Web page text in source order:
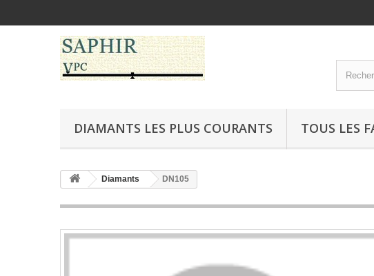
DIAMANTS LES PLUS COURANTS TOUS LES
Diamants DN105